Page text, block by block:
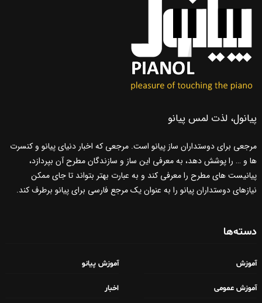
پیانول، لذت لمس پیانو
مرجعی برای دوستداران ساز پیانو است. مرجعی که اخبار دنیای پیانو و کنسرت
ها و … را پوشش دهد، به معرفی این ساز و سازندگان مطرح آن بپردازد،
پیانیست های مطرح را معرفی کند و به عبارت بهتر بتواند تا جای ممکن
نیازهای دوستداران پیانو را به عنوان یک مرجع فارسی برای پیانو برطرف کند.
دسته‌ها
آموزش آموزش پیانو
آموزش عمومی اخبار